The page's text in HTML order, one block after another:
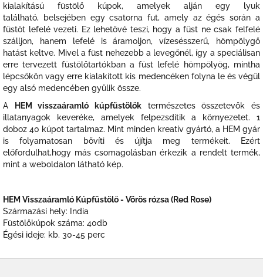
kialakítású füstölő kúpok, amelyek alján egy lyuk
található, belsejében egy csatorna fut, amely az égés során a
füstöt lefelé vezeti. Ez lehetővé teszi, hogy a füst ne csak felfelé
szálljon, hanem lefelé is áramoljon, vízesésszerű, hömpölygő
hatást keltve. Mivel a füst nehezebb a levegőnél, így a speciálisan
erre tervezett füstölőtartókban a füst lefelé hömpölyög, mintha
lépcsőkön vagy erre kialakított kis medencéken folyna le és végül
egy alsó medencében gyűlik össze.
A
HEM visszaáramló kúpfüstölők természetes összetevők és
illatanyagok keveréke, amelyek felpezsdítik a környezetet. 1
doboz 40 kúpot tartalmaz. Mint minden kreatív gyártó, a HEM gyár
is folyamatosan bővíti és újítja meg termékeit. Ezért
előfordulhat,hogy más csomagolásban érkezik a rendelt termék,
mint a weboldalon látható kép.
HEM Visszaáramló Kúpfüstölő - Vörös rózsa (Red Rose)
Származási hely: India
Füstölőkúpok száma: 40db
Égési ideje: kb. 30-45 perc